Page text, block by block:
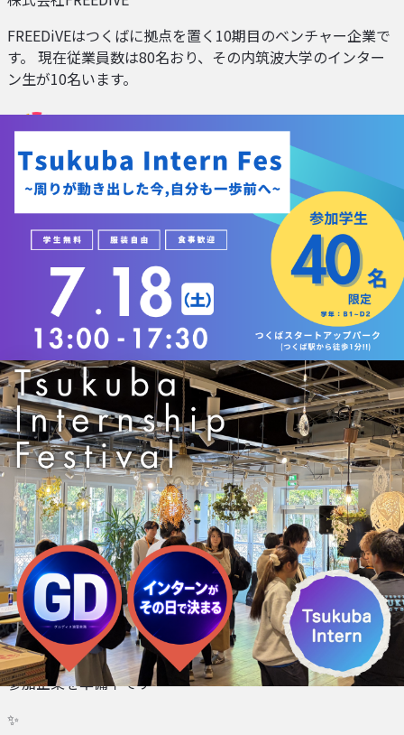
FREEDiVEはつくばに拠点を置く10期目のベンチャー企業で
す。 現在従業員数は80名おり、その内筑波大学のインター
ン生が10名います。
株式会社Colorkrew
Colorkrew（カラクル）はオフィスの座席・会議室・ロッカ
ーを管理できる「Colorkrew Biz」や、社内情報をまとめる
「Colorkrew Intra」など、働き方をアップデートするSaaS
を自社開発・提供しています。 社員は約100名で3割以上が
外国籍。年功序列ではなく実力重視で、入社1年目から挑戦
できる環境です。今後は海外展開も進め、グローバルで活躍
できる人材を求めています。
✨
近日公開！
参加企業を準備中です
✨
近日公開！
参加企業を準備中です
✨
近日公開！
参加企業を準備中です
✨